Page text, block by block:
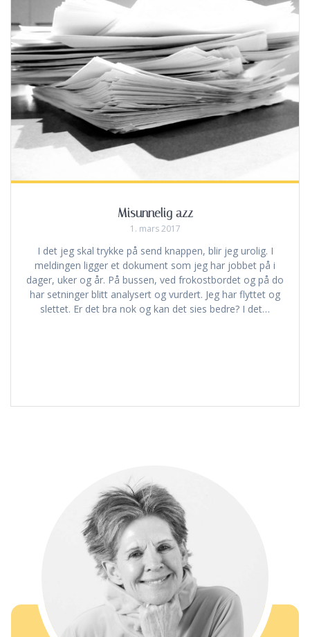
Misunnelig azz
1. mars 2017
I det jeg skal trykke på send knappen, blir jeg urolig. I
meldingen ligger et dokument som jeg har jobbet på i
dager, uker og år. På bussen, ved frokostbordet og på do
har setninger blitt analysert og vurdert. Jeg har flyttet og
slettet. Er det bra nok og kan det sies bedre? I det…